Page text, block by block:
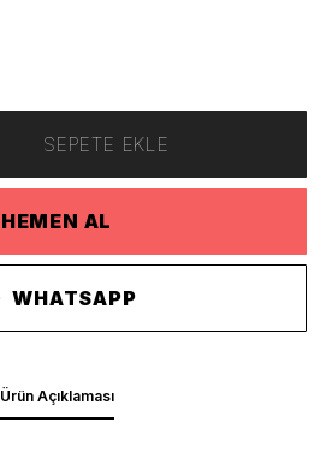
SEPETE EKLE
HEMEN AL
WHATSAPP
Ürün Açıklaması